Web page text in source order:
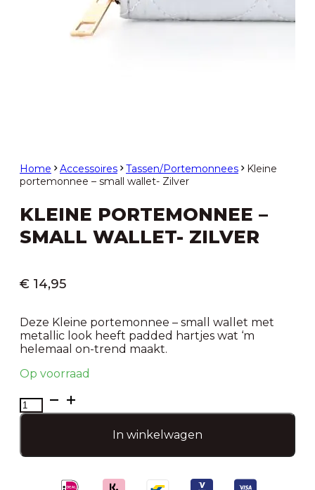
Home Accessoires Tassen/Portemonnees
Kleine
portemonnee – small wallet- Zilver
KLEINE PORTEMONNEE –
SMALL WALLET- ZILVER
€ 14,95
Deze Kleine portemonnee – small wallet met
metallic look heeft padded hartjes wat ‘m
helemaal on-trend maakt.
Op voorraad
Kleine
portemonnee
Zilver
In winkelwagen